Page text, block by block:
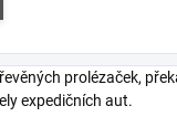
prolézaček,
expedičních aut.